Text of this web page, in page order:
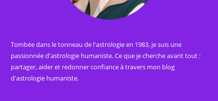
Tombée dans le tonneau de l'astrologie en 1983, je suis une
passionnée d'astrologie humaniste. Ce que je cherche avant tout :
partager, aider et redonner confiance à travers mon blog
d'astrologie humaniste.